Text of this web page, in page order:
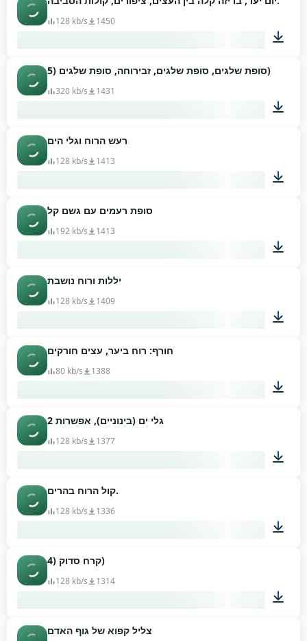
03:40
128 kb/s 1450
02:03
סופת שלגים, סופת שלגים, זבירוחה, סופת שלגים (5)
320 kb/s 1431
רעש הרוח וגלי הים
128 kb/s 1413
סופת רעמים עם גשם קל
192 kb/s 1413
יללות ורוח נושבת
128 kb/s 1409
חורף: רוח ביער, עצים חורקים
80 kb/s 1388
גלי ים (בינוניים), אפשרות 2
128 kb/s 1377
קול הרוח בהרים.
128 kb/s 1336
קרח סדוק (4)
128 kb/s 1314
צליל קפוא של גוף האדם